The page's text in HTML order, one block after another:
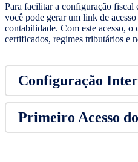
Para facilitar a configuração fiscal
você pode gerar um link de
contabilidade. Com este acesso,
certificados, regimes tributários e
Configuração
Primeiro Acesso